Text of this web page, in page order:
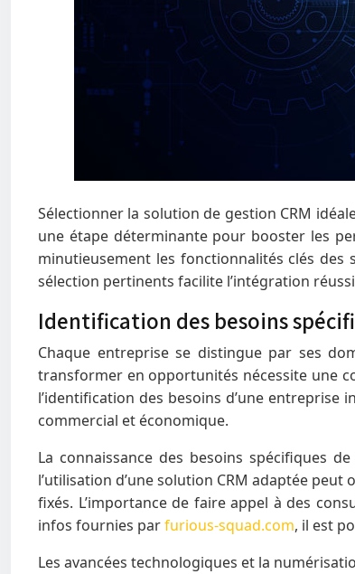
Sélectionner la solution de gestion CRM
une étape déterminante pour booster les
minutieusement les fonctionnalités clés des
sélection pertinents facilite l’intégration
Identification des besoins
Chaque entreprise se distingue par ses
transformer en opportunités nécessite une
l’identification des besoins d’une entreprise
commercial et économique.
La connaissance des besoins spécifiques
l’utilisation d’une solution CRM adaptée
fixés. L’importance de faire appel à des
infos fournies parfurious-squad.com, il est
Les avancées technologiques et la